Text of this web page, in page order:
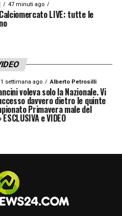
TOP NEWS
47 minuti ago
LIVE: tutte le
1 settimana ago Alberto Petrosilli
voleva solo la Nazionale. Vi
davvero dietro le quinte
Primavera male del
e VIDEO